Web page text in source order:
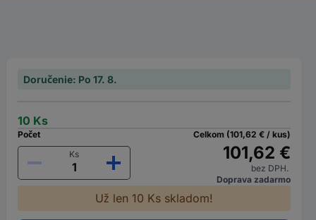
Doručenie: Po 17. 8.
10 Ks
Počet
Ks
Celkom (101,62 € / kus)
101,62 €
bez DPH.
Doprava zadarmo
Už len 10 Ks skladom!